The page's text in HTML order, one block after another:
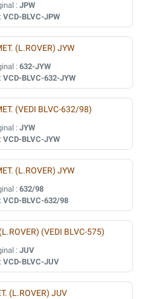
: JPW
VCD-BLVC-JPW
(L.ROVER) JYW
: 632-JYW
VCD-BLVC-632-JYW
(VEDI BLVC-632/98)
: JYW
VCD-BLVC-JYW
(L.ROVER) JYW
: 632/98
VCD-BLVC-632/98
(VEDI BLVC-575)
: JUV
VCD-BLVC-JUV
(L.ROVER) JUV